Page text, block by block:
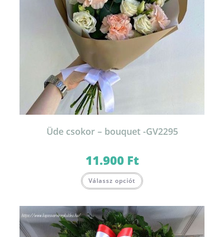
Üde csokor – bouquet -GV2295
11.900 Ft
Válassz opciót